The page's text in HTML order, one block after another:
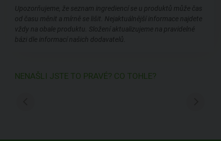
Upozorňujeme, že seznam ingrediencí se u produktů může čas
od času měnit a mírně se lišit. Nejaktuálnější informace najdete
vždy na obale produktu. Složení aktualizujeme na pravidelné
bázi dle informací našich dodavatelů.
NENAŠLI JSTE TO PRAVÉ? CO TOHLE?